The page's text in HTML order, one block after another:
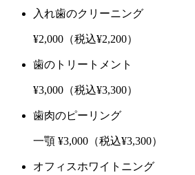
入れ歯のクリーニング
¥2,000（税込¥2,200）
歯のトリートメント
¥3,000（税込¥3,300）
歯肉のピーリング
一顎 ¥3,000（税込¥3,300）
オフィスホワイトニング